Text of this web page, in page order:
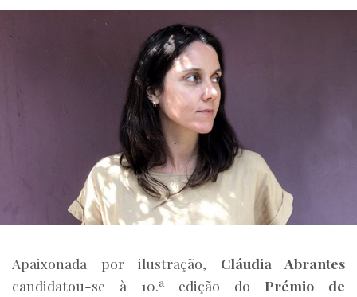
Apaixonada por ilustração, Cláudia Abrantes
candidatou-se à 10.ª edição do Prémio de